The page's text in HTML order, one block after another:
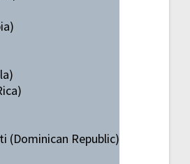
(Dominican Republic)